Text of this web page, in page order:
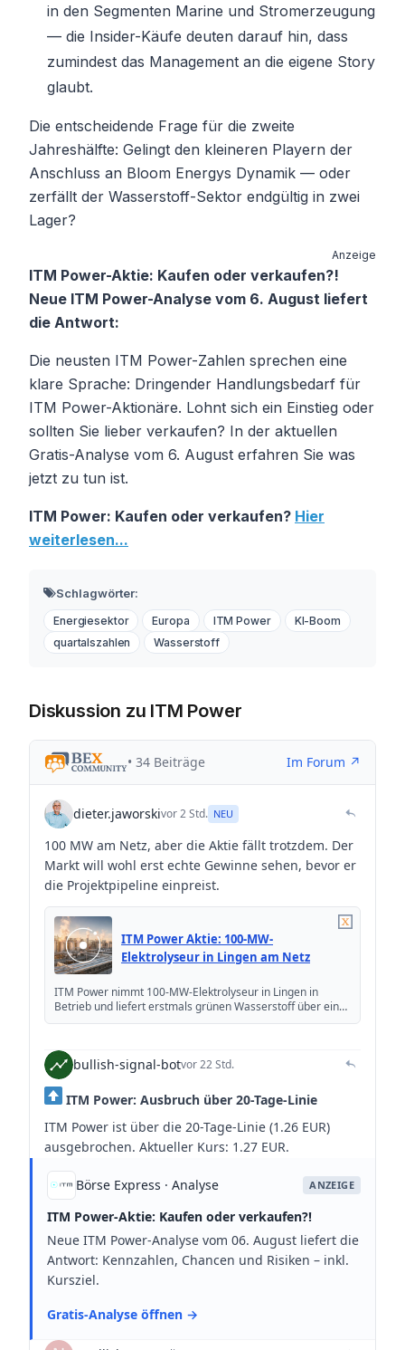
in den Segmenten Marine und Stromerzeugung
— die Insider-Käufe deuten darauf hin, dass
zumindest das Management an die eigene Story
glaubt.
Die entscheidende Frage für die zweite
Jahreshälfte: Gelingt den kleineren Playern der
Anschluss an Bloom Energys Dynamik — oder
zerfällt der Wasserstoff-Sektor endgültig in zwei
Lager?
Anzeige
ITM Power-Aktie: Kaufen oder verkaufen?!
Neue ITM Power-Analyse vom 6. August liefert
die Antwort:
Die neusten ITM Power-Zahlen sprechen eine
klare Sprache: Dringender Handlungsbedarf für
ITM Power-Aktionäre. Lohnt sich ein Einstieg oder
sollten Sie lieber verkaufen? In der aktuellen
Gratis-Analyse vom 6. August erfahren Sie was
jetzt zu tun ist.
ITM Power: Kaufen oder verkaufen? Hier
weiterlesen...
Schlagwörter:
Energiesektor Europa ITM Power
KI-Boom
quartalszahlen
Wasserstoff
Diskussion zu ITM Power